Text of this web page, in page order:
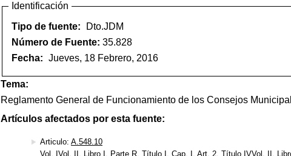
Identificación
Tipo de fuente:
Dto.JDM
Número de Fuente: 35.828
Fecha: Jueves, 18 Febrero, 2016
Tema:
Reglamento General de Funcionamiento de los Consejos
Artículos afectados por esta fuente:
Articulo: A.548.10
Vol. IVol. II, Libro I, Parte R, Título I, Cap. I, Art. 2, Título IVVol. II,